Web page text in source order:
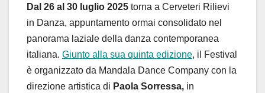
Dal 26 al 30 luglio 2025 torna a Cerveteri Rilievi
in Danza, appuntamento ormai consolidato nel
panorama laziale della danza contemporanea
italiana. Giunto alla sua quinta edizione, il Festival
è organizzato da Mandala Dance Company con la
direzione artistica di Paola Sorressa, in